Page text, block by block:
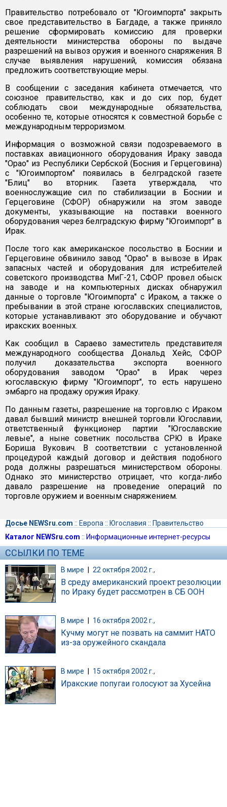
Правительство потребовало от "Югоимпорта" закрыть
свое представительство в Багдаде, а также приняло
решение сформировать комиссию для проверки
деятельности министерства обороны по выдаче
разрешений на вывоз оружия и военного снаряжения. В
случае выявления нарушений, комиссия обязана
предложить соответствующие меры.
В сообщении с заседания кабинета отмечается, что
союзное правительство, как и до сих пор, будет
соблюдать свои международные обязательства,
особенно те, которые относятся к совместной борьбе с
международным терроризмом.
Информация о возможной связи подозреваемого в
поставках авиационного оборудования Ираку завода
"Орао" из Республики Сербской (Босния и Герцеговина)
с "Югоимпортом" появилась в белградской газете
"Блиц" во вторник. Газета утверждала, что
военнослужащие сил по стабилизации в Боснии и
Герцеговине (СФОР) обнаружили на этом заводе
документы, указывающие на поставки военного
оборудования через белградскую фирму "Югоимпорт" в
Ирак.
После того как американское посольство в Боснии и
Герцеговине обвинило завод "Орао" в вывозе в Ирак
запасных частей и оборудования для истребителей
советского производства МиГ-21, СФОР провел обыск
на заводе и на компьютерных дисках обнаружил
данные о торговле "Югоимпорта" с Ираком, а также о
пребывании в этой стране югославских специалистов,
которые устанавливают это оборудование и обучают
иракских военных.
Как сообщил в Сараево заместитель представителя
международного сообщества Дональд Хейс, СФОР
получил доказательства экспорта военного
оборудования заводом "Орао" в Ирак через
югославскую фирму "Югоимпорт", то есть нарушено
эмбарго на продажу оружия Ираку.
По данным газеты, разрешение на торговлю с Ираком
давал бывший министр внешней торговли Югославии,
ответственный функционер партии "Югославские
левые", а ныне советник посольства СРЮ в Ираке
Бориша Вукович. В соответствии с установленной
процедурой каждый договор и действия подобного
рода должны разрешаться министерством обороны.
Однако это министерство отрицает, что когда-либо
давало разрешение на проведение операций по
торговле оружием и военным снаряжением.
Досье NEWSru.com :: Европа :: Югославия :: Правительство
Каталог NEWSru.com :: Информационные интернет-ресурсы
ССЫЛКИ ПО ТЕМЕ
В мире | 22 октября 2002 г.,
В среду американский проект резолюции
по Ираку будет рассмотрен в СБ ООН
В мире 16 октября 2002 г.,
Кучму могут не позвать на саммит НАТО
из-за оружейного скандала
В мире 15 октября 2002 г.,
Иракские попугаи голосуют за Хусейна